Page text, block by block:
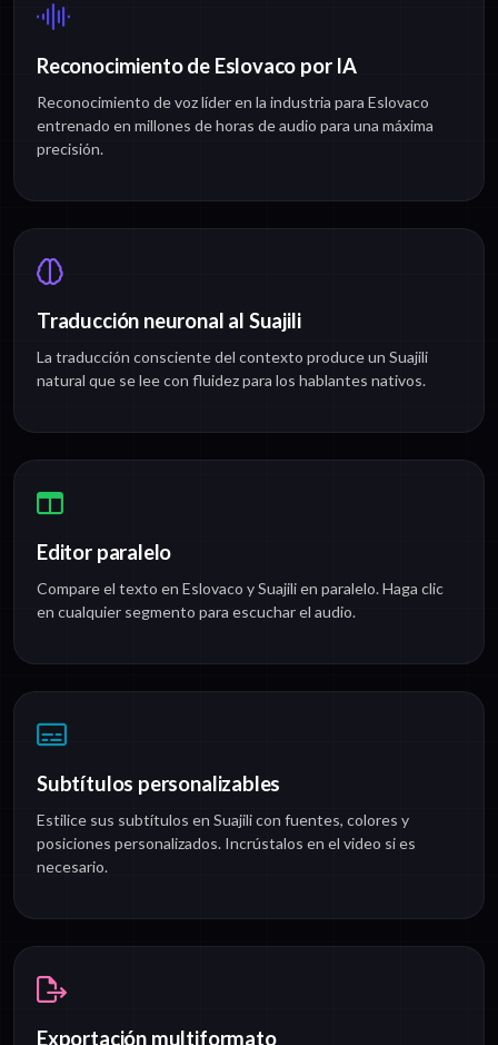
Reconocimiento de Eslovaco por IA
Reconocimiento de voz líder en la industria para Eslovaco
entrenado en millones de horas de audio para una máxima
precisión.
Traducción neuronal al Suajili
La traducción consciente del contexto produce un Suajili
natural que se lee con fluidez para los hablantes nativos.
Editor paralelo
Compare el texto en Eslovaco y Suajili en paralelo. Haga clic
en cualquier segmento para escuchar el audio.
Subtítulos personalizables
Estilice sus subtítulos en Suajili con fuentes, colores y
posiciones personalizados. Incrústalos en el video si es
necesario.
Exportación multiformato